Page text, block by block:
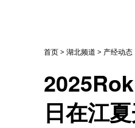
首页>湖北频道 > 产经动态
日在江